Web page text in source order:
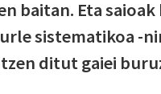
baitan. Eta
sistematikoa -
ditut gaiei